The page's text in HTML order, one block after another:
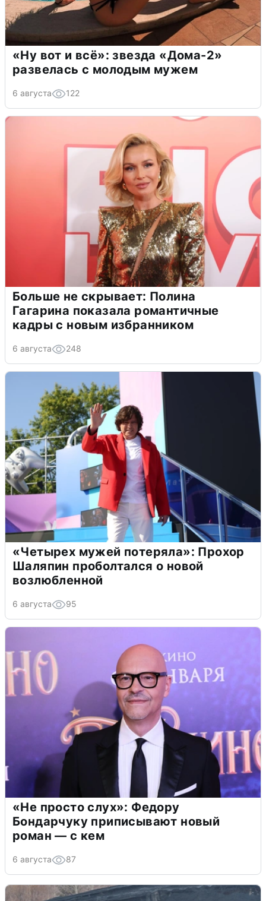
«Ну вот и всё»: звезда «Дома-2»
развелась с молодым мужем
6 августа 122
Больше не скрывает: Полина
Гагарина показала романтичные
кадры с новым избранником
6 августа 248
«Четырех мужей потеряла»: Прохор
Шаляпин проболтался о новой
возлюбленной
6 августа 95
«Не просто слух»: Федору
Бондарчуку приписывают новый
роман — с кем
6 августа 87